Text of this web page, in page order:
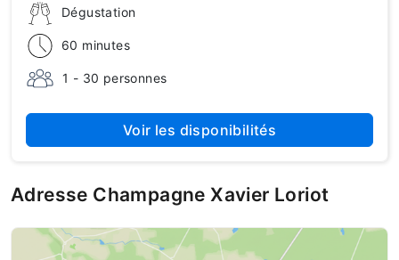
Dégustation
60 minutes
1 - 30 personnes
Voir les disponibilités
Adresse Champagne Xavier Loriot